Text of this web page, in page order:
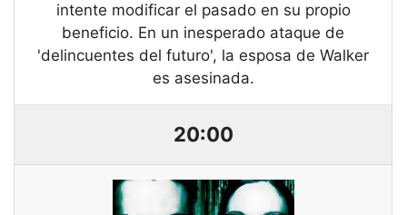
intente modificar el pasado en su propio
beneficio. En un inesperado ataque de
'delincuentes del futuro', la esposa de Walker
es asesinada.
20:00